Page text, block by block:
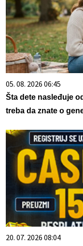
05. 08. 2026 06:45
Šta dete nasleđuje
treba da znate o
20. 07. 2026 08:04